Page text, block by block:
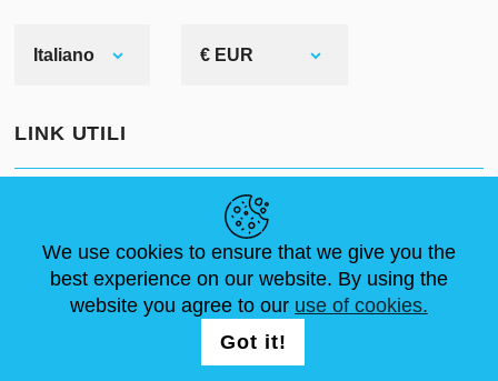
Italiano € EUR
LINK UTILI
ABOUT USDIMENSIONI STANDARD
CONTATTACI
SEGUICI
REGISTRATION
We use cookies to ensure that we give you the
best experience on our website. By using the
website you agree to our use of cookies.
Got it!